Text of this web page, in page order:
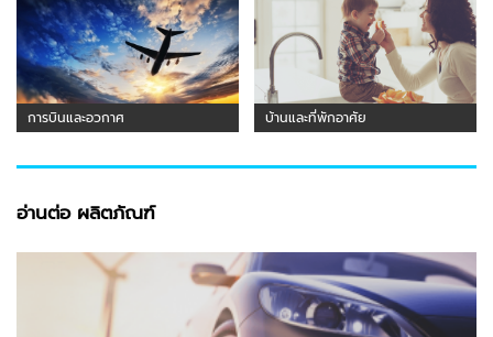
การบินและอวกาศ บ้านและที่พักอาศัย
อ่านต่อ ผลิตภัณฑ์